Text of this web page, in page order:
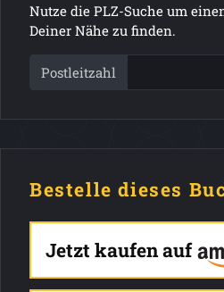
Nutze die PLZ-Suche um
Deiner Nähe zu finden.
Postleitzahl
Bestelle dieses
Jetzt kaufen auf